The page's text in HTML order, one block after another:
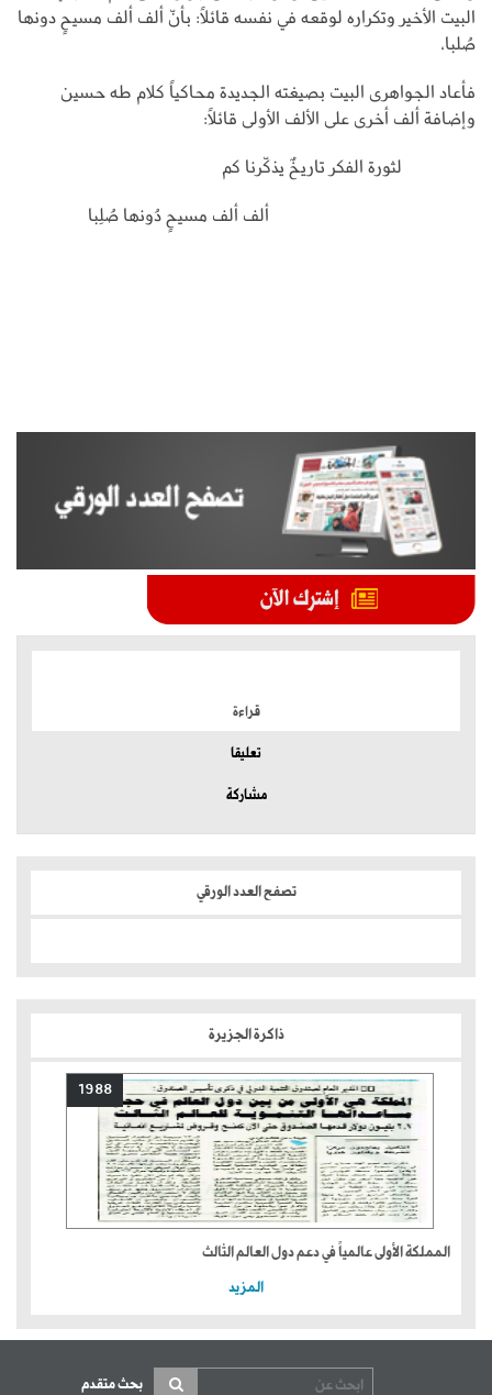
البيت الأخير وتكراره لوقعه في نفسه قائلاً: بأنّ ألف ألف مسيحٍ دونها
صُلبا،
فأعاد الجواهرى البيت بصيغته الجديدة محاكياً كلام طه حسين
وإضافة ألف أخرى على الألف الأولى قائلاً:
لثورة الفكر تاريخٌ يذكّرنا كم
ألف ألف مسيحٍ دُونها صُلِبا
قراءة
تعليقا
مشاركة
تصفح العدد الورقي
ذاكرة الجزيرة
1988
المملكة الأولى عالمياً في دعم دول العالم الثالث
المزيد
بحث متقدم